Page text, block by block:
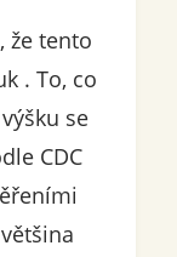
že tento
. To, co
se
CDC